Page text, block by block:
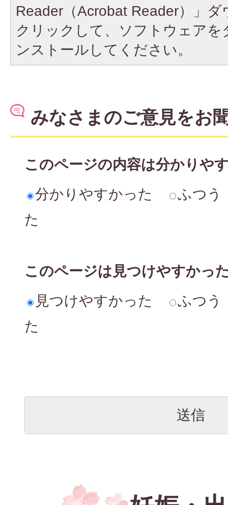
Reader（Acrobat Reader）」
クリックして、ソフトウェア
ンストールしてください。
みなさまのご意見をお
このページの内容は分かりや
分かりやすかった
ふつう
た
このページは見つけやすかっ
見つけやすかった
ふつう
た